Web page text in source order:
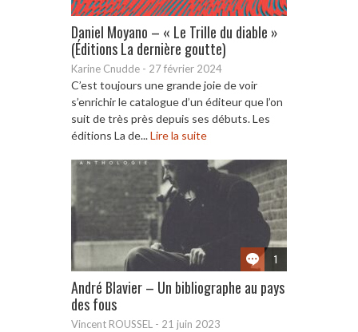
Daniel Moyano – « Le Trille du diable »
(Éditions La dernière goutte)
Karine Cnudde - 27 février 2024
C’est toujours une grande joie de voir
s’enrichir le catalogue d’un éditeur que l’on
suit de très près depuis ses débuts. Les
éditions La de...Lire la suite
1
André Blavier – Un bibliographe au pays
des fous
Vincent ROUSSEL - 21 juin 2023